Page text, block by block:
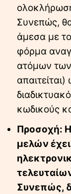
Συνεπώς,
άμεσα με
φόρμα
ατόμων
κωδικούς
Προσοχή:
μελών
Συνεπώς,